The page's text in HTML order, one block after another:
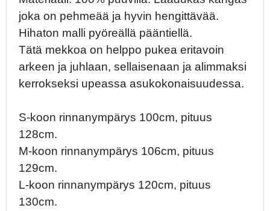
joka on pehmeää ja hyvin hengittävää.
Hihaton malli pyöreällä pääntiellä.
Tätä mekkoa on helppo pukea eritavoin
arkeen ja juhlaan, sellaisenaan ja alimmaksi
kerrokseksi upeassa asukokonaisuudessa.
S-koon rinnanympärys 100cm, pituus
128cm.
M-koon rinnanympärys 106cm, pituus
129cm.
L-koon rinnanympärys 120cm, pituus
130cm.